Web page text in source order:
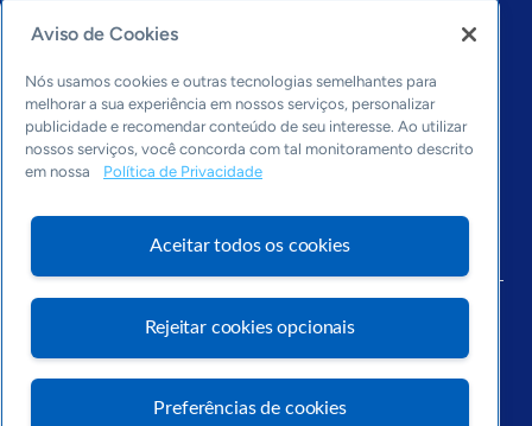
Últimas notícias
Entre em contato
Editorias
Economia & Política
Inovação & Tecnologia
Arquivo
Aviso de Cookies
Nós usamos cookies e outras tecnologias semelhantes para
melhorar a sua experiência em nossos serviços, personalizar
publicidade e recomendar conteúdo de seu interesse. Ao utilizar
nossos serviços, você concorda com tal monitoramento descrito
em nossa
Política de Privacidade
Aceitar todos os cookies
Rejeitar cookies opcionais
Preferências de cookies